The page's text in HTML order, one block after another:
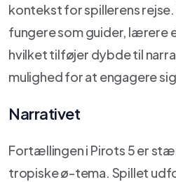
kontekst for spillerens
fungere som guider, lærere
hvilket tilføjer dybde til
mulighed for at engagere
Narrativet
Fortællingen i Pirots 5 er
tropiske ø-tema. Spillet